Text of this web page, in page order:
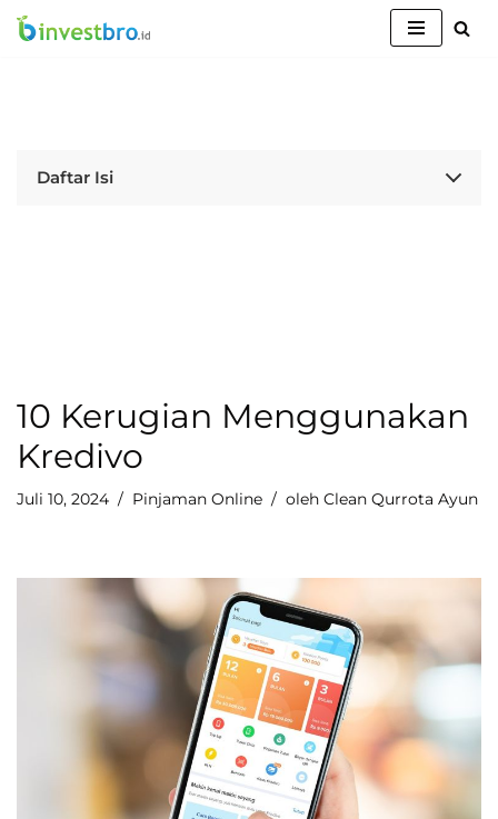
Daftar Isi
10 Kerugian Menggunakan
Kredivo
Juli 10, 2024 Pinjaman Online oleh Clean Qurrota Ayun